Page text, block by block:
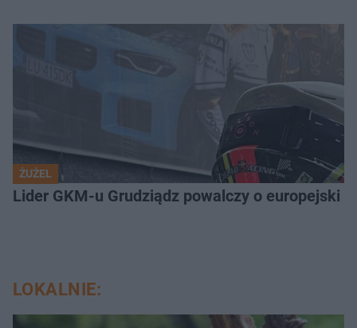
ŻUŻEL
Lider GKM-u Grudziądz powalczy o europejski
LOKALNIE: